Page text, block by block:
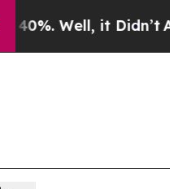
Well, it Didn’t As